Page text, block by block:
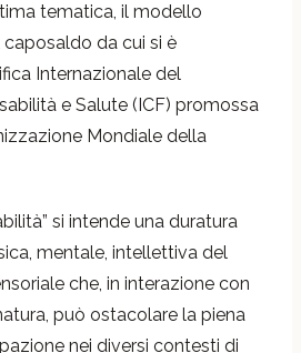
tematica, il modello
da cui si è
Internazionale del
e Salute (ICF) promossa
Mondiale della
si intende una duratura
mentale, intellettiva del
che, in interazione con
può ostacolare la piena
nei diversi contesti di